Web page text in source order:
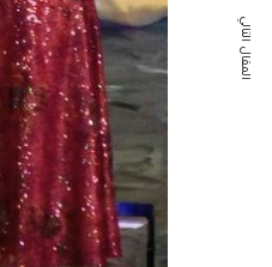
المقال التالي